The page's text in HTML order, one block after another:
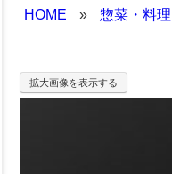
HOME » 惣菜・料理
拡大画像を表示する